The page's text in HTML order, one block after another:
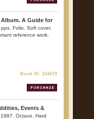
A Guide for
Folio. Soft cover.
reference work.
Book ID: 234419
Events &
1997. Octavo. Hard